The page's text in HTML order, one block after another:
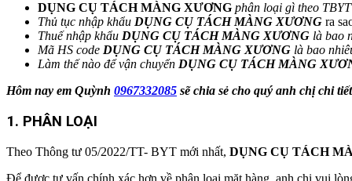
DỤNG CỤ TÁCH MÀNG XƯƠNG phân loại gì theo
Thủ tục nhập khẩu DỤNG CỤ TÁCH MÀNG XƯƠNG ra
Thuế nhập khẩu DỤNG CỤ TÁCH MÀNG XƯƠNG là bao
Mã HS code DỤNG CỤ TÁCH MÀNG XƯƠNG là bao
Làm thế nào để vận chuyển DỤNG CỤ TÁCH MÀNG
Hôm nay em Quỳnh 0967332085 sẽ chia sẻ cho quý anh chị chi
1. PHÂN LOẠI
Theo Thông tư 05/2022/TT- BYT mới nhất, DỤNG CỤ TÁCH
Để được tư vấn chính xác hơn về phân loại mặt hàng, anh chị vui